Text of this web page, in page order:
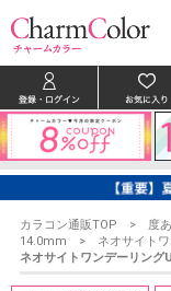
カラコン通販TOP 度
14.0mm
ネオサイト
ネオサイトワンデーリング